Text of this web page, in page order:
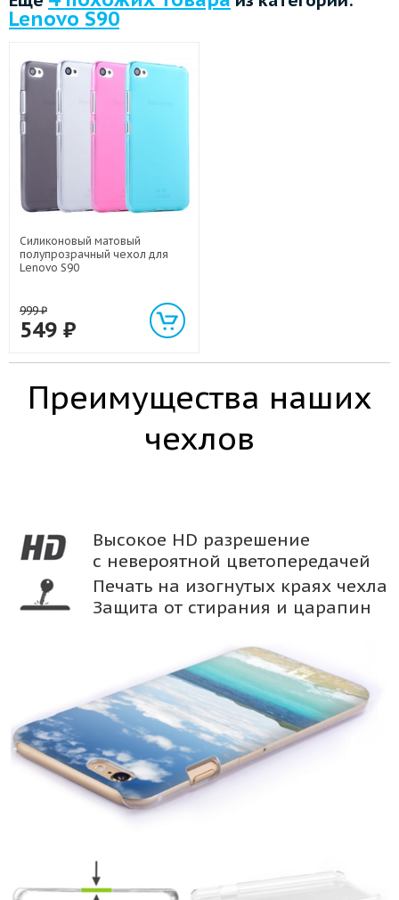
Lenovo S90
Силиконовый матовый
полупрозрачный чехол для
Lenovo S90
999₽
549 ₽
Преимущества наших
чехлов
Высокое HD разрешение
с невероятной цветопередачей
Печать на изогнутых краях чехла
Защита от стирания и царапин